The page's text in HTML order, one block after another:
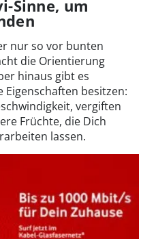
Sinne, um
nur so vor bunten
die Orientierung
hinaus gibt es
Eigenschaften besitzen:
vergiften
Früchte, die Dich
lassen.